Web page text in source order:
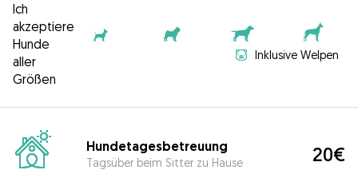
Ich
akzeptiere
Hunde
aller
Größen
Inklusive Welpen
Hundetagesbetreuung
Tagsüber beim Sitter zu Hause 20€